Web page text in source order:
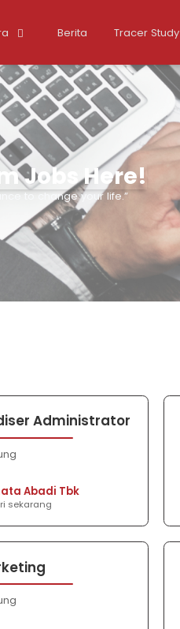
Berita Tracer Study
Jobs Here!
to change your life.”
Administrator
Abadi Tbk
sekarang